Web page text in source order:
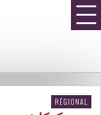
RÉGIONAL